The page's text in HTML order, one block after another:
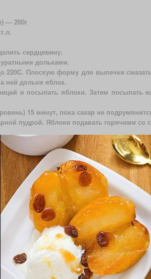
— 200г
сердцевину.
дольками.
220C. Плоскую форму для выпечки
ней дольки яблок.
и посыпать яблоки. Затем посыпать
15 минут, пока сахар не
пудрой. Яблоки подавать горячими со